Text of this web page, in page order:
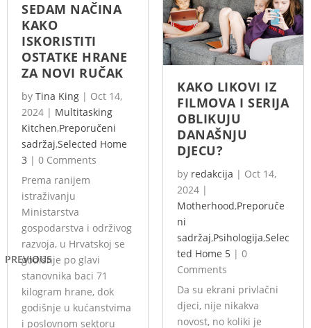
PREVIOUS
SEDAM NAČINA
KAKO
ISKORISTITI
OSTATKE HRANE
ZA NOVI RUČAK
by Tina King | Oct 14,
2024 | Multitasking
Kitchen,Preporučeni
sadržaj,Selected Home
3 | 0 Comments
Prema ranijem
istraživanju
Ministarstva
gospodarstva i održivog
razvoja, u Hrvatskoj se
godišnje po glavi
stanovnika baci 71
kilogram hrane, dok
godišnje u kućanstvima
i poslovnom sektoru
KAKO LIKOVI IZ
FILMOVA I SERIJA
OBLIKUJU
DANAŠNJU
DJECU?
by redakcija | Oct 14,
2024 |
Motherhood,Preporuče
ni
sadržaj,Psihologija,Selec
ted Home 5 | 0
Comments
Da su ekrani privlačni
djeci, nije nikakva
novost, no koliki je